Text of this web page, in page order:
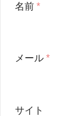
名前 *
メール *
サイト